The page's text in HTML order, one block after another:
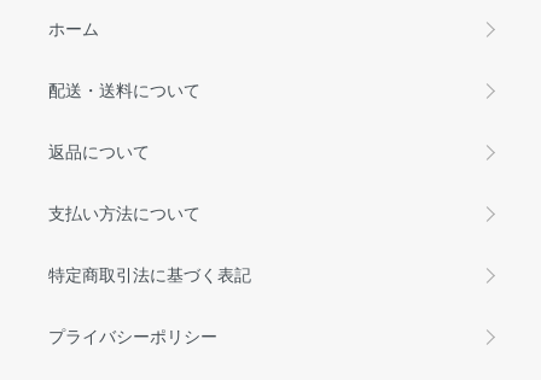
ホーム
配送・送料について
返品について
支払い方法について
特定商取引法に基づく表記
プライバシーポリシー